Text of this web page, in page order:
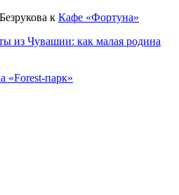
к Кафе «Фортуна»
из Чувашии: как малая родина
«Forest-парк»